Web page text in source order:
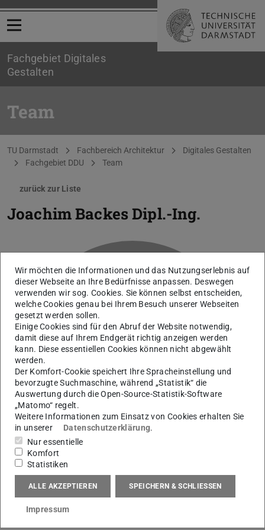
Menü öffnen
Fachgebiet Digitales
Gestalten
Team
Sie befinden sich hier:
TU Darmstadt Fachbereich Architektur
Digitales Gestalten
Fachgebiet DDU
Team
zurück zur Liste
Joachim BackesDipl.-Ing.
B
Wir möchten die Informationen und das Nutzungserlebnis auf
dieser Webseite an Ihre Bedürfnisse anpassen. Deswegen
verwenden wir sog. Cookies. Sie können selbst entscheiden,
welche Cookies genau bei Ihrem Besuch unserer Webseiten
gesetzt werden sollen.
Einige Cookies sind für den Abruf der Website notwendig,
damit diese auf Ihrem Endgerät richtig anzeigen werden
kann. Diese essentiellen Cookies können nicht abgewählt
werden.
Der Komfort-Cookie speichert Ihre Spracheinstellung und
bevorzugte Suchmaschine, während „Statistik“ die
Auswertung durch die Open-Source-Statistik-Software
„Matomo“ regelt.
Weitere Informationen zum Einsatz von Cookies erhalten Sie
in unserer
Datenschutzerklärung.
Nur essentielle
Komfort
Statistiken
ALLE AKZEPTIEREN SPEICHERN & SCHLIESSEN
Impressum